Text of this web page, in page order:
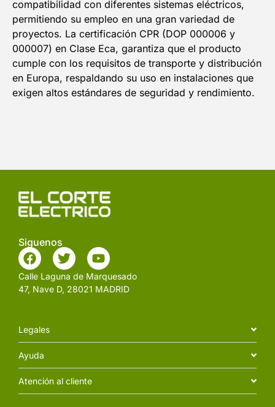
compatibilidad con diferentes sistemas eléctricos,
permitiendo su empleo en una gran variedad de
proyectos. La certificación CPR (DOP 000006 y
000007) en Clase Eca, garantiza que el producto
cumple con los requisitos de transporte y distribución
en Europa, respaldando su uso en instalaciones que
exigen altos estándares de seguridad y rendimiento.
Siguenos
Calle Laguna de Marquesado
47, Nave D, 28021 MADRID
Legales
Ayuda
Atención al cliente